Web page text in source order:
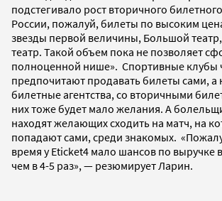
подстегивало рост вторичного
России, пожалуй, билеты по высоким
звезды первой величины, Большой
театр. Такой объем пока не позволяет
полноценной нише». Спортивные клубы
предпочитают продавать билеты сами, а
билетные агентства, со вторичными
них тоже будет мало желания. А
находят желающих сходить на матч, на
попадают сами, среди знакомых.
время у Eticket4 мало шансов по выручке
чем в 4-5 раз», — резюмирует Ларин.